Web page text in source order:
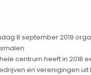
8 september 2019
centrum heeft in 2018
en verenigingen